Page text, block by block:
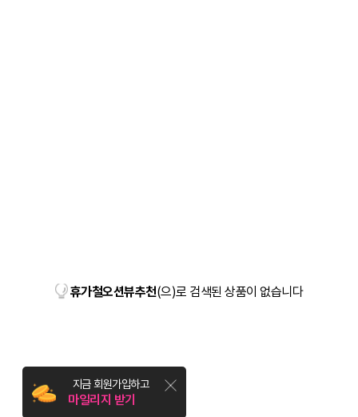
휴가철오션뷰추천(으)로 검색된 상품이 없습니다
지금 회원가입하고
마일리지 받기